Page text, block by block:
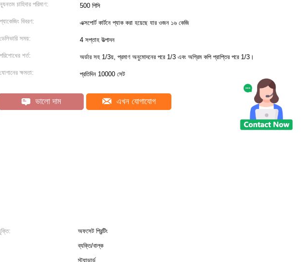
ন্যূনতম চাহিদার পরিমাণ: 500 পিসি
প্যাকেজিং বিবরণ: এক্সপোর্ট কার্টনে প্যাক করা হয়েছে যার ওজন ১৬ কেজি
ডেলিভারি সময়: 4 সপ্তাহ উত্পাদন
পরিশোধের শর্ত: অর্ডার সহ 1/3য়, প্রমাণ অনুমোদনের পরে 1/3 এবং অগ্রিম কপি প্রাপ্তির পরে 1/3।
যোগানের ক্ষমতা: প্রতিদিন 10000 সেট
ভালো দাম এখন যোগাযোগ
অফসেট প্রিন্টিং
ব্যক্তি/বাল্ক
স্ট্যান্ডার্ড